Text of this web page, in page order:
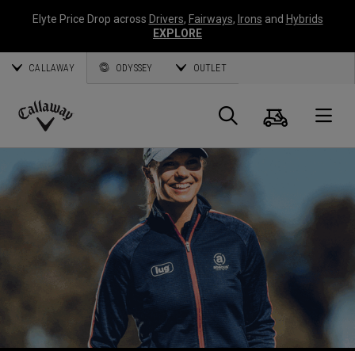
Elyte Price Drop across Drivers, Fairways, Irons and Hybrids
EXPLORE
CALLAWAY ODYSSEY OUTLET
Callaway
Golf
Suche